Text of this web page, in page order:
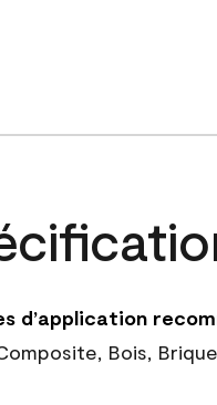
d’application
Bois,